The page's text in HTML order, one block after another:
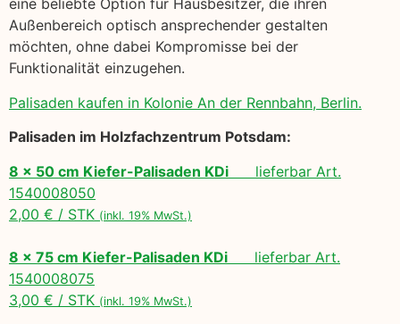
eine beliebte Option für Hausbesitzer, die ihren
Außenbereich optisch ansprechender gestalten
möchten, ohne dabei Kompromisse bei der
Funktionalität einzugehen.
Palisaden kaufen in Kolonie An der Rennbahn, Berlin.
Palisaden im Holzfachzentrum Potsdam:
8 x 50 cm Kiefer-Palisaden KDi lieferbar Art.
1540008050
2,00 € / STK (inkl. 19% MwSt.)
8 x 75 cm Kiefer-Palisaden KDi lieferbar Art.
1540008075
3,00 € / STK (inkl. 19% MwSt.)